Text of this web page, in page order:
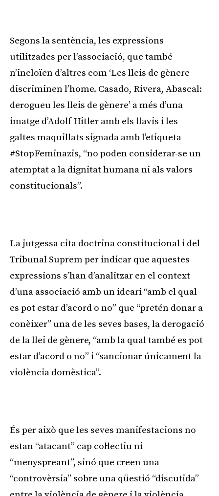
Segons la sentència, les expressions
utilitzades per l’associació, que també
n’incloïen d’altres com ‘Les lleis de gènere
discriminen l’home. Casado, Rivera, Abascal:
derogueu les lleis de gènere’ a més d’una
imatge d’Adolf Hitler amb els llavis i les
galtes maquillats signada amb l’etiqueta
#StopFeminazis, “no poden considerar-se un
atemptat a la dignitat humana ni als valors
constitucionals”.
La jutgessa cita doctrina constitucional i del
Tribunal Suprem per indicar que aquestes
expressions s’han d’analitzar en el context
d’una associació amb un ideari “amb el qual
es pot estar d’acord o no” que “pretén donar a
conèixer” una de les seves bases, la derogació
de la llei de gènere, “amb la qual també es pot
estar d’acord o no” i “sancionar únicament la
violència domèstica”.
És per això que les seves manifestacions no
estan “atacant” cap col·lectiu ni
“menyspreant”, sinó que creen una
“controvèrsia” sobre una qüestió “discutida”